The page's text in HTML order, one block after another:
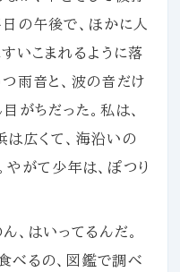
の午後で、ほかに人
いこまれるように落
雨音と、波の音だけ
がちだった。私は、
は広くて、海沿いの
やがて少年は、ぽつり
、はいってるんだ。
べるの、図鑑で調べ